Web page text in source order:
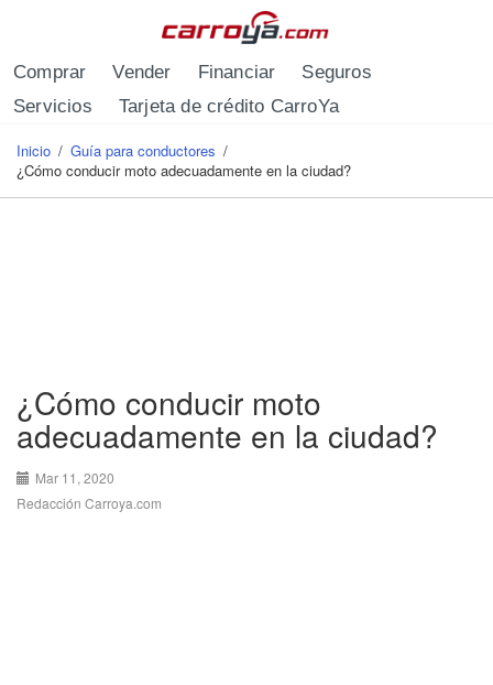
Comprar Vender Financiar
Seguros
Servicios
Tarjeta de crédito CarroYa
Se encuentra usted aquí
Inicio / Guía para conductores /
¿Cómo conducir moto adecuadamente en la ciudad?
¿Cómo conducir moto
adecuadamente en la ciudad?
Mar 11, 2020
Redacción Carroya.com